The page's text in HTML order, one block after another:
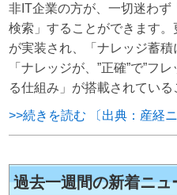
非IT企業の方が、一切迷わ
検索」することができます。
が実装され、「ナレッジ蓄積
「ナレッジが、”正確”で”フ
る仕組み」が搭載されている
>>続きを読む 〔出典：産経ニ
過去一週間の新着ニュ